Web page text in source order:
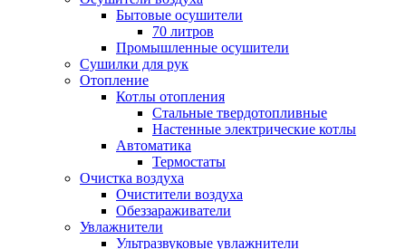
Бытовые осушители
70 литров
Промышленные осушители
Сушилки для рук
Отопление
Котлы отопления
Стальные твердотопливные
Настенные электрические котлы
Автоматика
Термостаты
Очистка воздуха
Очистители воздуха
Обеззараживатели
Увлажнители
Ультразвуковые увлажнители